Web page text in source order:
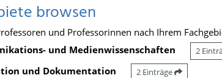
browsen
und Professorinnen nach Ihrem
und Medienwissenschaften
2
und Dokumentation 2 Einträge